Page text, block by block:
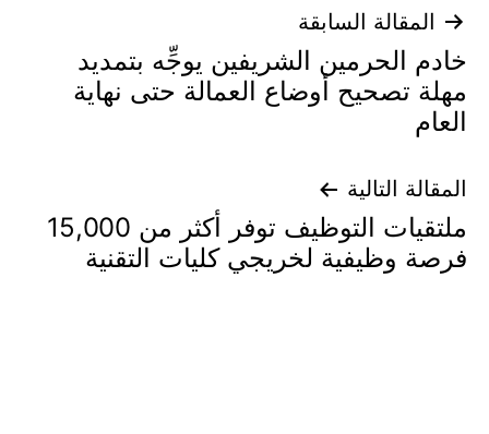
تصفّح
المقالات
المقالة السابقة
خادم الحرمين الشريفين يوجِّه بتمديد
مهلة تصحيح أوضاع العمالة حتى نهاية
العام
المقالة التالية
ملتقيات التوظيف توفر أكثر من 15,000
فرصة وظيفية لخريجي كليات التقنية